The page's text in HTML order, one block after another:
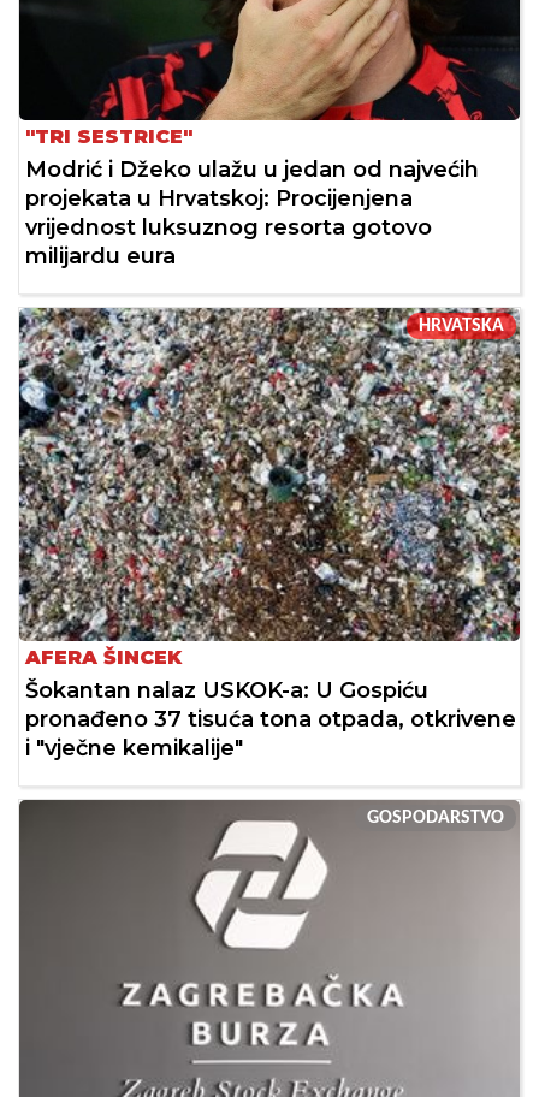
"TRI SESTRICE"
Modrić i Džeko ulažu u jedan od najvećih
projekata u Hrvatskoj: Procijenjena
vrijednost luksuznog resorta gotovo
milijardu eura
HRVATSKA
AFERA ŠINCEK
Šokantan nalaz USKOK-a: U Gospiću
pronađeno 37 tisuća tona otpada, otkrivene
i "vječne kemikalije"
GOSPODARSTVO